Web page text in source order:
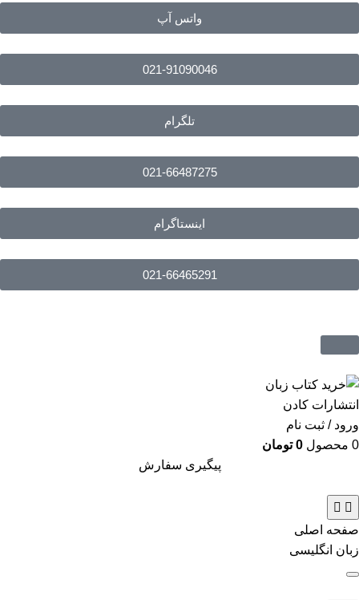
واتس آپ
021-91090046
تلگرام
021-66487275
اینستاگرام
021-66465291
ورود / ثبت نام
0 محصول 0 تومان
پیگیری سفارش
صفحه اصلی
زبان انگلیسی